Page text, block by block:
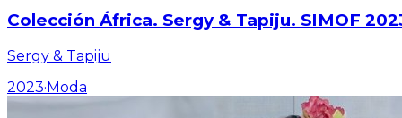
Colección África. Sergy & Tapiju. SIMOF
Sergy & Tapiju
2023·Moda